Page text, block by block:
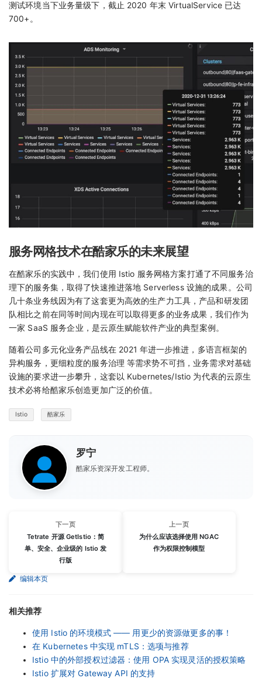
测试环境当下业务量级下，截止 2020 年末 VirtualService 已达
700+。
服务网格技术在酷家乐的未来展望
在酷家乐的实践中，我们使用 Istio 服务网格方案打通了不同服务治
理下的服务集，取得了快速推进落地 Serverless 设施的成果。公司
几十条业务线因为有了这套更为高效的生产力工具，产品和研发团
队相比之前在同等时间内现在可以取得更多的业务成果，我们作为
一家 SaaS 服务企业，是云原生赋能软件产业的典型案例。
随着公司多元化业务产品线在 2021 年进一步推进，多语言框架的
异构服务，更细粒度的服务治理 等需求势不可挡，业务需求对基础
设施的要求进一步攀升，这套以 Kubernetes/Istio 为代表的云原生
技术必将给酷家乐创造更加广泛的价值。
Istio 酷家乐
罗宁
酷家乐资深开发工程师。
下一页
Tetrate 开源 GetIstio：简
单、安全、企业级的 Istio 发
行版
上一页
为什么应该选择使用 NGAC
作为权限控制模型
编辑本页
相关推荐
使用 Istio 的环境模式 —— 用更少的资源做更多的事！
在 Kubernetes 中实现 mTLS：选项与推荐
Istio 中的外部授权过滤器：使用 OPA 实现灵活的授权策略
Istio 扩展对 Gateway API 的支持